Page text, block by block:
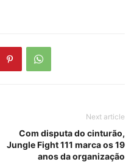
Next article
Com disputa do cinturão,
Jungle Fight 111 marca os 19
anos da organização